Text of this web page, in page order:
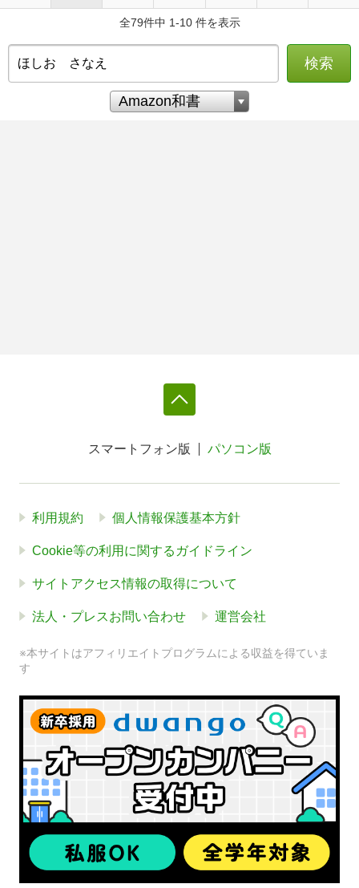
全79件中 1-10 件を表示
検索
スマートフォン版 パソコン版
利用規約 個人情報保護基本方針
Cookie等の利用に関するガイドライン
サイトアクセス情報の取得について
法人・プレスお問い合わせ 運営会社
※本サイトはアフィリエイトプログラムによる収益を得ていま
す